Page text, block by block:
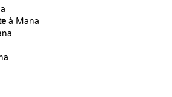
à Mana